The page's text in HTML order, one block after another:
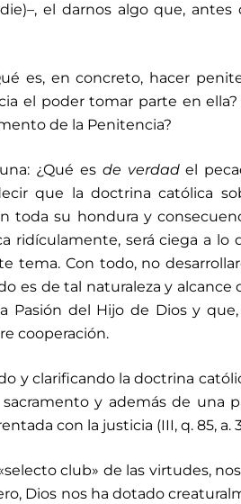
el darnos algo que, antes
es, en concreto, hacer
el poder tomar parte en ella?
de la Penitencia?
¿Qué es de verdadel
que la doctrina católica
toda su hondura y
ridículamente, será ciega a lo
tema. Con todo, no
es de tal naturaleza y alcance
Pasión del Hijo de Dios y
cooperación.
y clarificando la doctrina
y además de una
con la justicia (III, q. 85, a.
club» de las virtudes,
Dios nos ha dotado